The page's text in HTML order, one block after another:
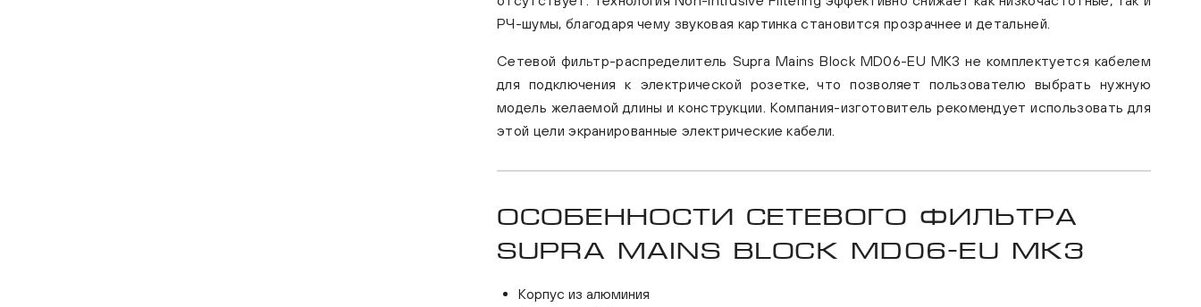
РЧ-шумы, благодаря чему звуковая картинка становится прозрачнее и детальней.
Сетевой фильтр-распределитель Supra Mains Block MD06-EU MK3 не комплектуется кабелем
для подключения к электрической розетке, что позволяет пользователю выбрать нужную
модель желаемой длины и конструкции. Компания-изготовитель рекомендует использовать для
этой цели экранированные электрические кабели.
Особенности сетевого фильтра
Supra Mains Block MD06-EU MK3
Корпус из алюминия